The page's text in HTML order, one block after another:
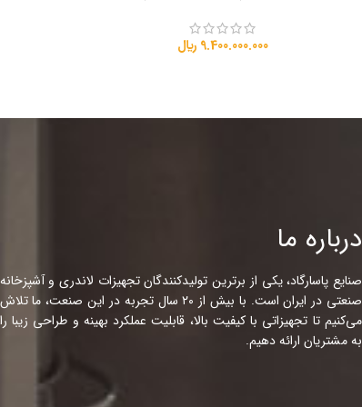
9.400.000.000 ﷼
درباره ما
صنایع پاسارگاد، یکی از برترین تولیدکنندگان تجهیزات لاندری و آشپزخانه
صنعتی در ایران است. با بیش از ۲۰ سال تجربه در این صنعت، ما تلاش
می‌کنیم تا تجهیزاتی با کیفیت بالا، قابلیت عملکرد بهینه و طراحی زیبا را
به مشتریان ارائه دهیم.